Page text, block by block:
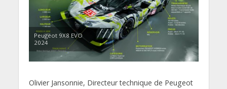
Peugeot 9X8 EVO
2024
Olivier Jansonnie, Directeur technique de Peugeot